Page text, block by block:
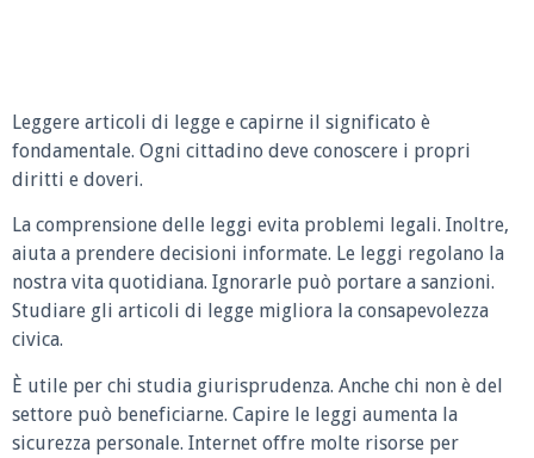
Leggere articoli di legge e capirne il significato è
fondamentale. Ogni cittadino deve conoscere i propri
diritti e doveri.
La comprensione delle leggi evita problemi legali. Inoltre,
aiuta a prendere decisioni informate. Le leggi regolano la
nostra vita quotidiana. Ignorarle può portare a sanzioni.
Studiare gli articoli di legge migliora la consapevolezza
civica.
È utile per chi studia giurisprudenza. Anche chi non è del
settore può beneficiarne. Capire le leggi aumenta la
sicurezza personale. Internet offre molte risorse per